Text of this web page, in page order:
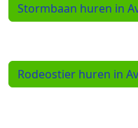
Stormbaan huren in
Rodeostier huren in